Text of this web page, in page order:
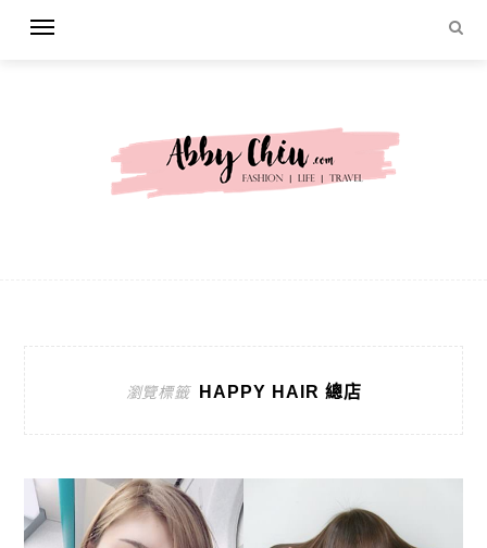
瀏覽標籤 HAPPY HAIR 總店